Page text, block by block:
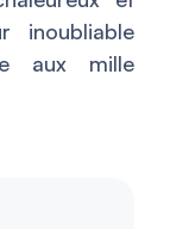
inoubliable
aux mille